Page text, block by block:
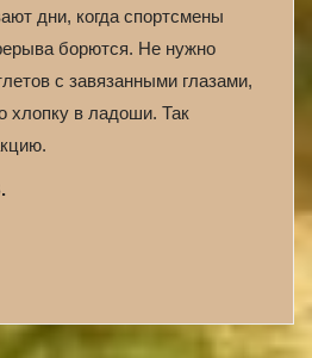
дни, когда спортсмены
борются. Не нужно
с завязанными глазами,
хлопку в ладоши. Так